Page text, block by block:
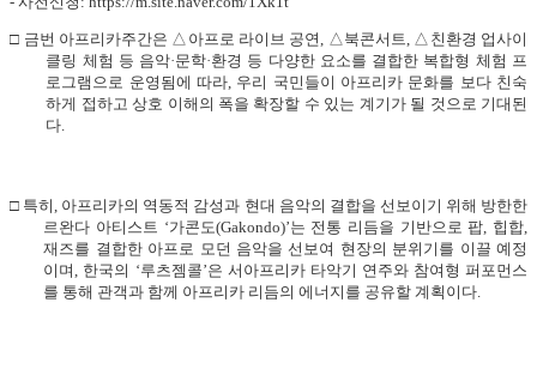
□ 금번 아프리카주간은 △ 아프로 라이브 공연 △ 북콘서트 △ 친환경 업사이
클링 체험 등 음악·문학·환경 등 다양한 요소를 결합한 복합형 체험 프
로그램으로 운영됨에 따라, 우리 국민들이 아프리카 문화를 보다 친숙
하게 접하고 상호 이해의 폭을 확장할 수 있는 계기가 될 것으로 기대된
다
□ 특히, 아프리카의 역동적 감성과 현대 음악의 결합을 선보이기 위해 방한한
르완다 아티스트 ‘가콘도(Gakondo)’는 전통 리듬을 기반으로 팝, 힙합,
재즈를 결합한 아프로 모던 음악을 선보여 현장의 분위기를 이끌 예정
이며, 한국의 ‘루츠젬콜’은 서아프리카 타악기 연주와 참여형 퍼포먼스
를 통해 관객과 함께 아프리카 리듬의 에너지를 공유할 계획이다.